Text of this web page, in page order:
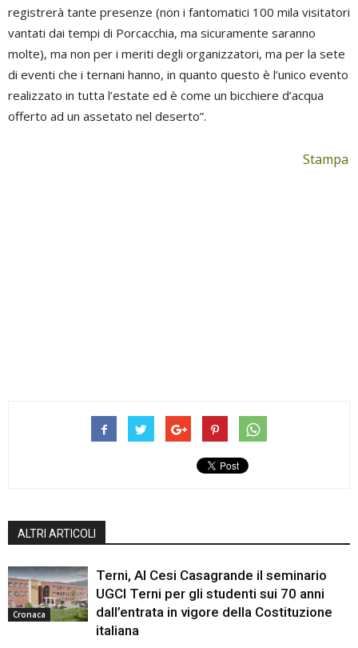
registrerà tante presenze (non i fantomatici 100 mila visitatori
vantati dai tempi di Porcacchia, ma sicuramente saranno
molte), ma non per i meriti degli organizzatori, ma per la sete
di eventi che i ternani hanno, in quanto questo è l’unico evento
realizzato in tutta l’estate ed è come un bicchiere d’acqua
offerto ad un assetato nel deserto”.
Stampa
ALTRI ARTICOLI
Cronaca
Terni, Al Cesi Casagrande il seminario
UGCI Terni per gli studenti sui 70 anni
dall’entrata in vigore della Costituzione
italiana